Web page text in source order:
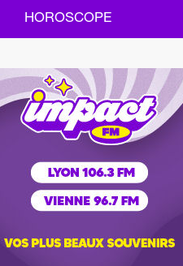
HOROSCOPE